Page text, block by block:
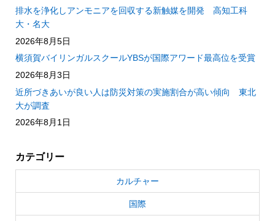
排水を浄化しアンモニアを回収する新触媒を開発 高知工科
大・名大
2026年8月5日
横須賀バイリンガルスクールYBSが国際アワード最高位を受賞
2026年8月3日
近所づきあいが良い人は防災対策の実施割合が高い傾向 東北
大が調査
2026年8月1日
カテゴリー
カルチャー
国際